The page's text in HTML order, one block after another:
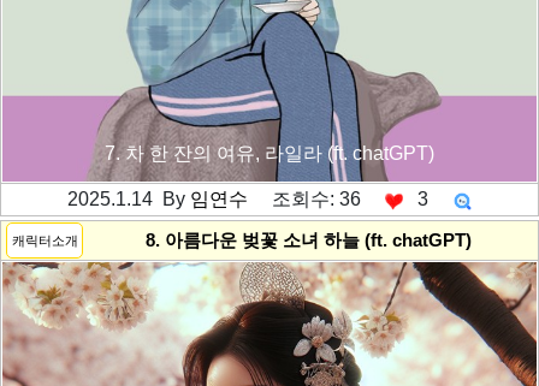
7. 차 한 잔의 여유, 라일라 (ft. chatGPT)
2025.1.14 By 임연수 조회수: 36 3
캐릭터소개 8. 아름다운 벚꽃 소녀 하늘 (ft. chatGPT)